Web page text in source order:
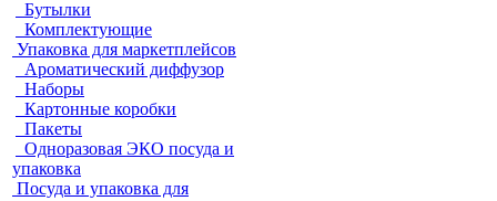
Бутылки
Комплектующие
Упаковка для маркетплейсов
Ароматический диффузор
Наборы
Картонные коробки
Пакеты
Одноразовая ЭКО посуда и
упаковка
Посуда и упаковка для